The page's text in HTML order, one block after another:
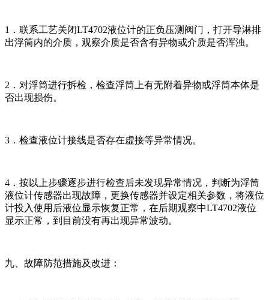
1．联系工艺关闭LT4702液位计的正负压测阀门，打开导淋排
出浮筒内的介质，观察介质是否含有异物或介质是否浑浊。
2．对浮筒进行拆检，检查浮筒上有无附着异物或浮筒本体是
否出现损伤。
3．检查液位计接线是否存在虚接等异常情况。
4．按以上步骤逐步进行检查后未发现异常情况，判断为浮筒
液位计传感器出现故障，更换传感器并设定相关参数，将液位
计投入使用后液位显示恢复正常，在后期观察中LT4702液位
显示正常，到目前没有再出现异常波动。
九、故障防范措施及改进：